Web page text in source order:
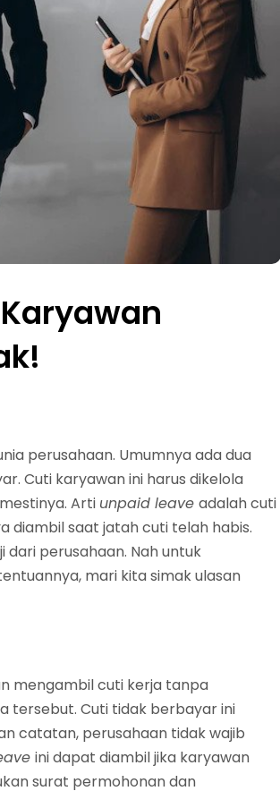
perusahaan. Umumnya ada dua
Cuti karyawan ini harus dikelola
Arti unpaid leave adalah cuti
diambil saat jatah cuti telah habis.
dari perusahaan. Nah untuk
mari kita simak ulasan
mengambil cuti kerja tanpa
tersebut. Cuti tidak berbayar ini
catatan, perusahaan tidak wajib
ini dapat diambil jika karyawan
surat permohonan dan